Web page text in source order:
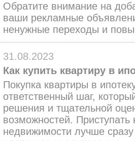
Обратите внимание на
ваши рекламные
ненужные переходы и
31.08.2023
Как купить квартиру в
Покупка квартиры в
ответственный шаг,
решения и тщательной
возможностей. Приступать
недвижимости лучше